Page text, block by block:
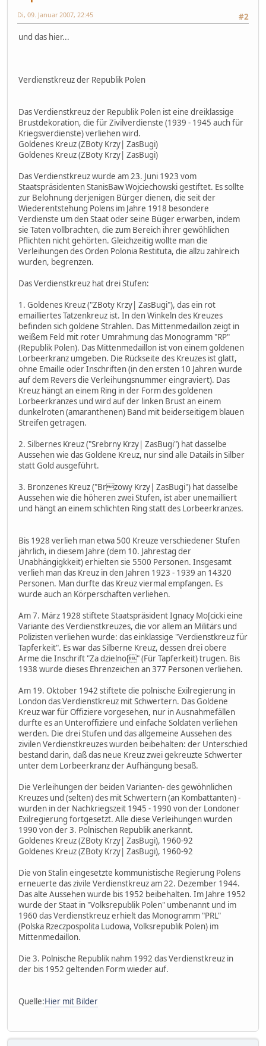
#2
Di, 09. Januar 2007, 22:45
und das hier...
Verdienstkreuz der Republik Polen
Das Verdienstkreuz der Republik Polen ist eine dreiklassige
Brustdekoration, die für Zivilverdienste (1939 - 1945 auch für
Kriegsverdienste) verliehen wird.
Goldenes Kreuz (ZBoty Krzy| ZasBugi)
Goldenes Kreuz (ZBoty Krzy| ZasBugi)
Das Verdienstkreuz wurde am 23. Juni 1923 vom
Staatspräsidenten StanisBaw Wojciechowski gestiftet. Es sollte
zur Belohnung derjenigen Bürger dienen, die seit der
Wiederentstehung Polens im Jahre 1918 besondere
Verdienste um den Staat oder seine Büger erwarben, indem
sie Taten vollbrachten, die zum Bereich ihrer gewöhlichen
Pflichten nicht gehörten. Gleichzeitig wollte man die
Verleihungen des Orden Polonia Restituta, die allzu zahlreich
wurden, begrenzen.
Das Verdienstkreuz hat drei Stufen:
1. Goldenes Kreuz ("ZBoty Krzy| ZasBugi"), das ein rot
emailliertes Tatzenkreuz ist. In den Winkeln des Kreuzes
befinden sich goldene Strahlen. Das Mittenmedaillon zeigt in
weißem Feld mit roter Umrahmung das Monogramm "RP"
(Republik Polen). Das Mittenmedaillon ist von einem goldenen
Lorbeerkranz umgeben. Die Rückseite des Kreuzes ist glatt,
ohne Emaille oder Inschriften (in den ersten 10 Jahren wurde
auf dem Revers die Verleihungsnummer eingraviert). Das
Kreuz hängt an einem Ring in der Form des goldenen
Lorbeerkranzes und wird auf der linken Brust an einem
dunkelroten (amaranthenen) Band mit beiderseitigem blauen
Streifen getragen.
2. Silbernes Kreuz ("Srebrny Krzy| ZasBugi") hat dasselbe
Aussehen wie das Goldene Kreuz, nur sind alle Datails in Silber
statt Gold ausgeführt.
3. Bronzenes Kreuz ("Brzowy Krzy| ZasBugi") hat dasselbe
Aussehen wie die höheren zwei Stufen, ist aber unemailliert
und hängt an einem schlichten Ring statt des Lorbeerkranzes.
Bis 1928 verlieh man etwa 500 Kreuze verschiedener Stufen
jährlich, in diesem Jahre (dem 10. Jahrestag der
Unabhängigkkeit) erhielten sie 5500 Personen. Insgesamt
verlieh man das Kreuz in den Jahren 1923 - 1939 an 14320
Personen. Man durfte das Kreuz viermal empfangen. Es
wurde auch an Körperschaften verliehen.
Am 7. März 1928 stiftete Staatspräsident Ignacy Mo[cicki eine
Variante des Verdienstkreuzes, die vor allem an Militärs und
Polizisten verliehen wurde: das einklassige "Verdienstkreuz für
Tapferkeit". Es war das Silberne Kreuz, dessen drei obere
Arme die Inschrift "Za dzielno[" (Für Tapferkeit) trugen. Bis
1938 wurde dieses Ehrenzeichen an 377 Personen verliehen.
Am 19. Oktober 1942 stiftete die polnische Exilregierung in
London das Verdienstkreuz mit Schwertern. Das Goldene
Kreuz war für Offiziere vorgesehen, nur in Ausnahmefällen
durfte es an Unteroffiziere und einfache Soldaten verliehen
werden. Die drei Stufen und das allgemeine Aussehen des
zivilen Verdienstkreuzes wurden beibehalten: der Unterschied
bestand darin, daß das neue Kreuz zwei gekreuzte Schwerter
unter dem Lorbeerkranz der Aufhängung besaß.
Die Verleihungen der beiden Varianten- des gewöhnlichen
Kreuzes und (selten) des mit Schwertern (an Kombattanten) -
wurden in der Nachkriegszeit 1945 - 1990 von der Londoner
Exilregierung fortgesetzt. Alle diese Verleihungen wurden
1990 von der 3. Polnischen Republik anerkannt.
Goldenes Kreuz (ZBoty Krzy| ZasBugi), 1960-92
Goldenes Kreuz (ZBoty Krzy| ZasBugi), 1960-92
Die von Stalin eingesetzte kommunistische Regierung Polens
erneuerte das zivile Verdienstkreuz am 22. Dezember 1944.
Das alte Aussehen wurde bis 1952 beibehalten. Im Jahre 1952
wurde der Staat in "Volksrepublik Polen" umbenannt und im
1960 das Verdienstkreuz erhielt das Monogramm "PRL"
(Polska Rzeczpospolita Ludowa, Volksrepublik Polen) im
Mittenmedaillon.
Die 3. Polnische Republik nahm 1992 das Verdienstkreuz in
der bis 1952 geltenden Form wieder auf.
Quelle:Hier mit Bilder